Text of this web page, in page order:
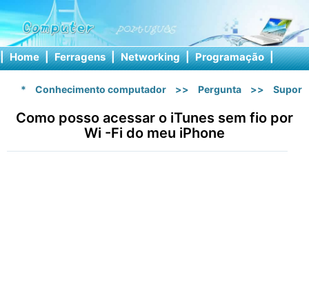
| Home | Ferragens | Networking | Programação |
* Conhecimento computador >> Pergunta >>
Como posso acessar o iTunes sem fio por
Wi -Fi do meu iPhone